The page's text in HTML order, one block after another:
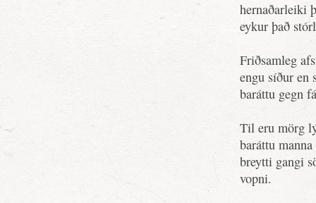
hernaðarleiki
eykur það
Friðsamleg
engu síður en
baráttu gegn
Til eru mörg
baráttu
breytti gangi
vopni.